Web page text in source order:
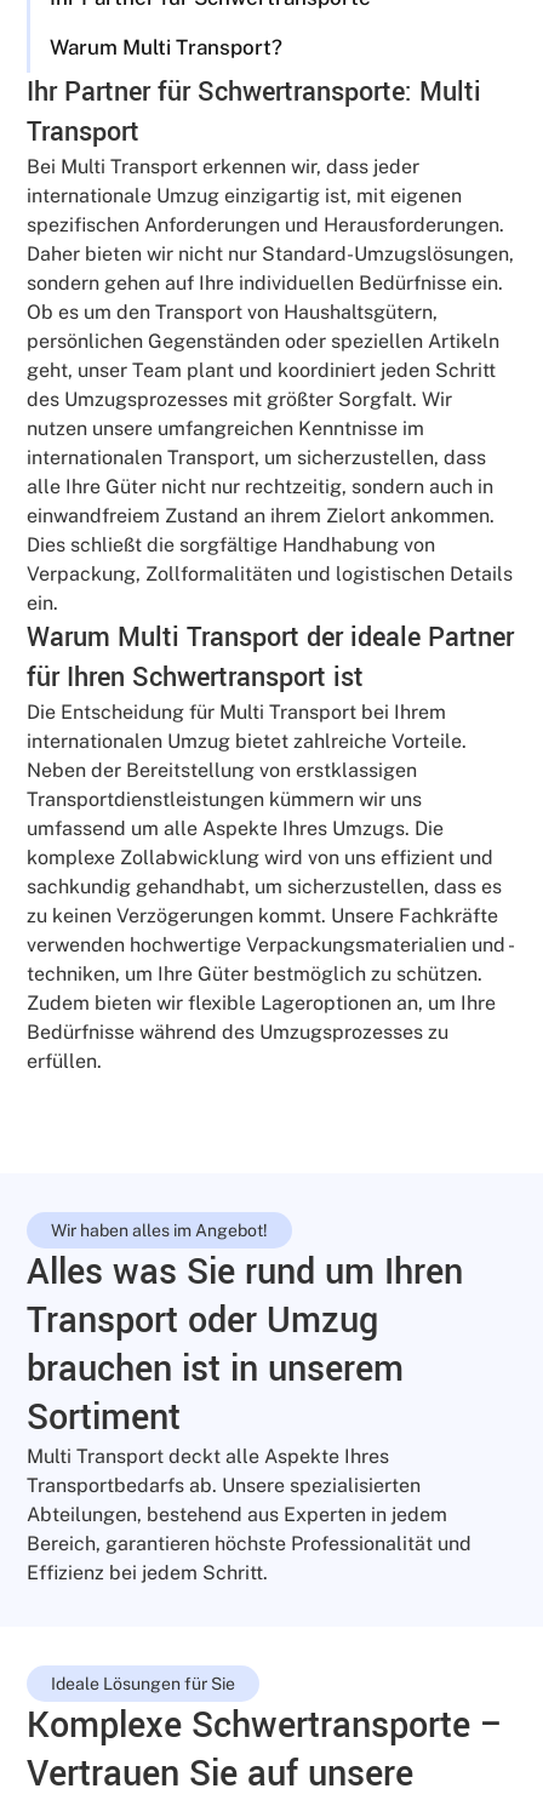
Warum Multi Transport?
Ihr Partner für Schwertransporte: Multi
Transport
Bei Multi Transport erkennen wir, dass jeder
internationale Umzug einzigartig ist, mit eigenen
spezifischen Anforderungen und Herausforderungen.
Daher bieten wir nicht nur Standard-Umzugslösungen,
sondern gehen auf Ihre individuellen Bedürfnisse ein.
Ob es um den Transport von Haushaltsgütern,
persönlichen Gegenständen oder speziellen Artikeln
geht, unser Team plant und koordiniert jeden Schritt
des Umzugsprozesses mit größter Sorgfalt. Wir
nutzen unsere umfangreichen Kenntnisse im
internationalen Transport, um sicherzustellen, dass
alle Ihre Güter nicht nur rechtzeitig, sondern auch in
einwandfreiem Zustand an ihrem Zielort ankommen.
Dies schließt die sorgfältige Handhabung von
Verpackung, Zollformalitäten und logistischen Details
ein.
Warum Multi Transport der ideale Partner
für Ihren Schwertransport ist
Die Entscheidung für Multi Transport bei Ihrem
internationalen Umzug bietet zahlreiche Vorteile.
Neben der Bereitstellung von erstklassigen
Transportdienstleistungen kümmern wir uns
umfassend um alle Aspekte Ihres Umzugs. Die
komplexe Zollabwicklung wird von uns effizient und
sachkundig gehandhabt, um sicherzustellen, dass es
zu keinen Verzögerungen kommt. Unsere Fachkräfte
verwenden hochwertige Verpackungsmaterialien und -
techniken, um Ihre Güter bestmöglich zu schützen.
Zudem bieten wir flexible Lageroptionen an, um Ihre
Bedürfnisse während des Umzugsprozesses zu
erfüllen.
Wir haben alles im Angebot!
Alles was Sie rund um Ihren
Transport oder Umzug
brauchen ist in unserem
Sortiment
Multi Transport deckt alle Aspekte Ihres
Transportbedarfs ab. Unsere spezialisierten
Abteilungen, bestehend aus Experten in jedem
Bereich, garantieren höchste Professionalität und
Effizienz bei jedem Schritt.
Ideale Lösungen für Sie
Komplexe Schwertransporte –
Vertrauen Sie auf unsere